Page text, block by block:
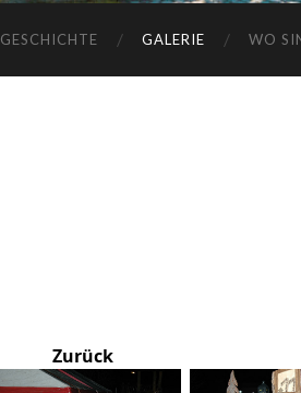
GESCHICHTE GALERIE WO
Zurück